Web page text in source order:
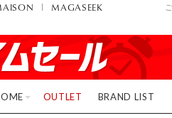
MAGASEEK
OUTLET BRAND LIST